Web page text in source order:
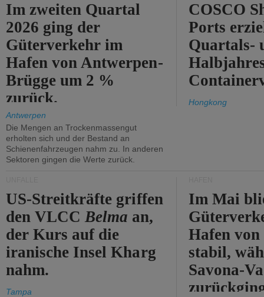
Im zweiten Quartal
2026 ging der
Güterverkehr im
Hafen von Antwerpen-
Brügge um 2 %
zurück.
Antwerpen
Die Mengen an Trockenmassengut
erholten sich und der Bestand an
Schienenfahrzeugen nahm zu. In anderen
Sektoren gingen die Werte zurück.
COSCO
Ports
Quartals-
Hongkong
US-Streitkräfte griffen
den VLCCBelma an,
der Kurs auf die
iranische Insel Kharg
nahm.
Tampa
Im Mai
Hafen von
stabil,
Savona-